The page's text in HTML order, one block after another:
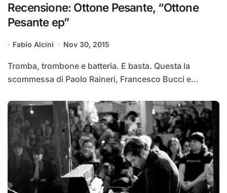
Recensione: Ottone Pesante, “Ottone
Pesante ep”
Fabio Alcini Nov 30, 2015
Tromba, trombone e batteria. E basta. Questa la
scommessa di Paolo Raineri, Francesco Bucci e...